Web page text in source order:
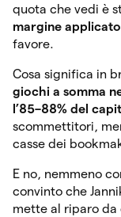
quota che vedi è
margine
favore.
Cosa significa in
giochi a somma
l’85–88% del
scommettitori,
casse dei
E no, nemmeno
convinto che
mette al riparo da